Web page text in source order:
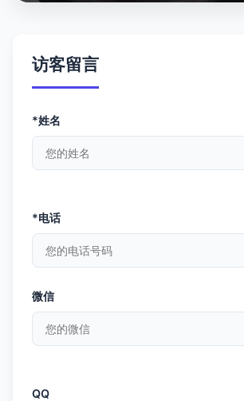
访客留言
*姓名
*电话
微信
QQ